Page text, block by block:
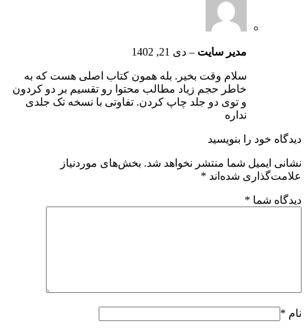
مدیر سایت – دی 21, 1402
سلام وقت بخیر. بله همون کتاب اصلی هست که به
خاطر حجم زیاد مطالب محتوا رو تقسیم بر دو کردون
و توی دو جلد چاپ کردن. تفاوتی با نسخه تک جلدی
نداره
دیدگاه خود را بنویسید
نشانی ایمیل شما منتشر نخواهد شد. بخش‌های موردنیاز
علامت‌گذاری شده‌اند *
دیدگاه شما *
نام *